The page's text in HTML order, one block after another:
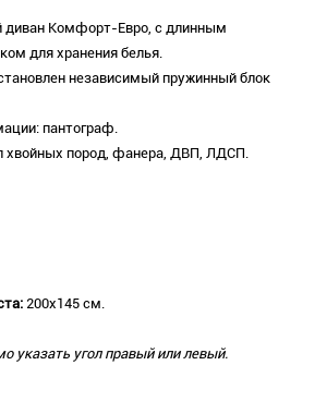
диван Комфорт-Евро, с длинным
для хранения белья.
независимый пружинный блок
пантограф.
хвойных пород, фанера, ДВП, ЛДСП.
200х145 см.
указать угол правый или левый.